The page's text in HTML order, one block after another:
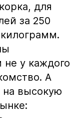
для
за 250
у каждого
А
на высокую